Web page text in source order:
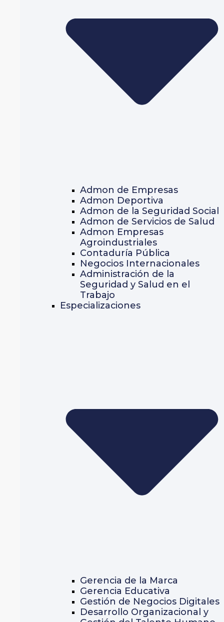
Admon de Empresas
Admon Deportiva
Admon de la Seguridad Social
Admon de Servicios de Salud
Admon Empresas
Agroindustriales
Contaduría Pública
Negocios Internacionales
Administración de la
Seguridad y Salud en el
Trabajo
Especializaciones
Gerencia de la Marca
Gerencia Educativa
Gestión de Negocios Digitales
Desarrollo Organizacional y